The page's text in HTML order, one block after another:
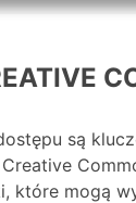
są
Creative
które mogą